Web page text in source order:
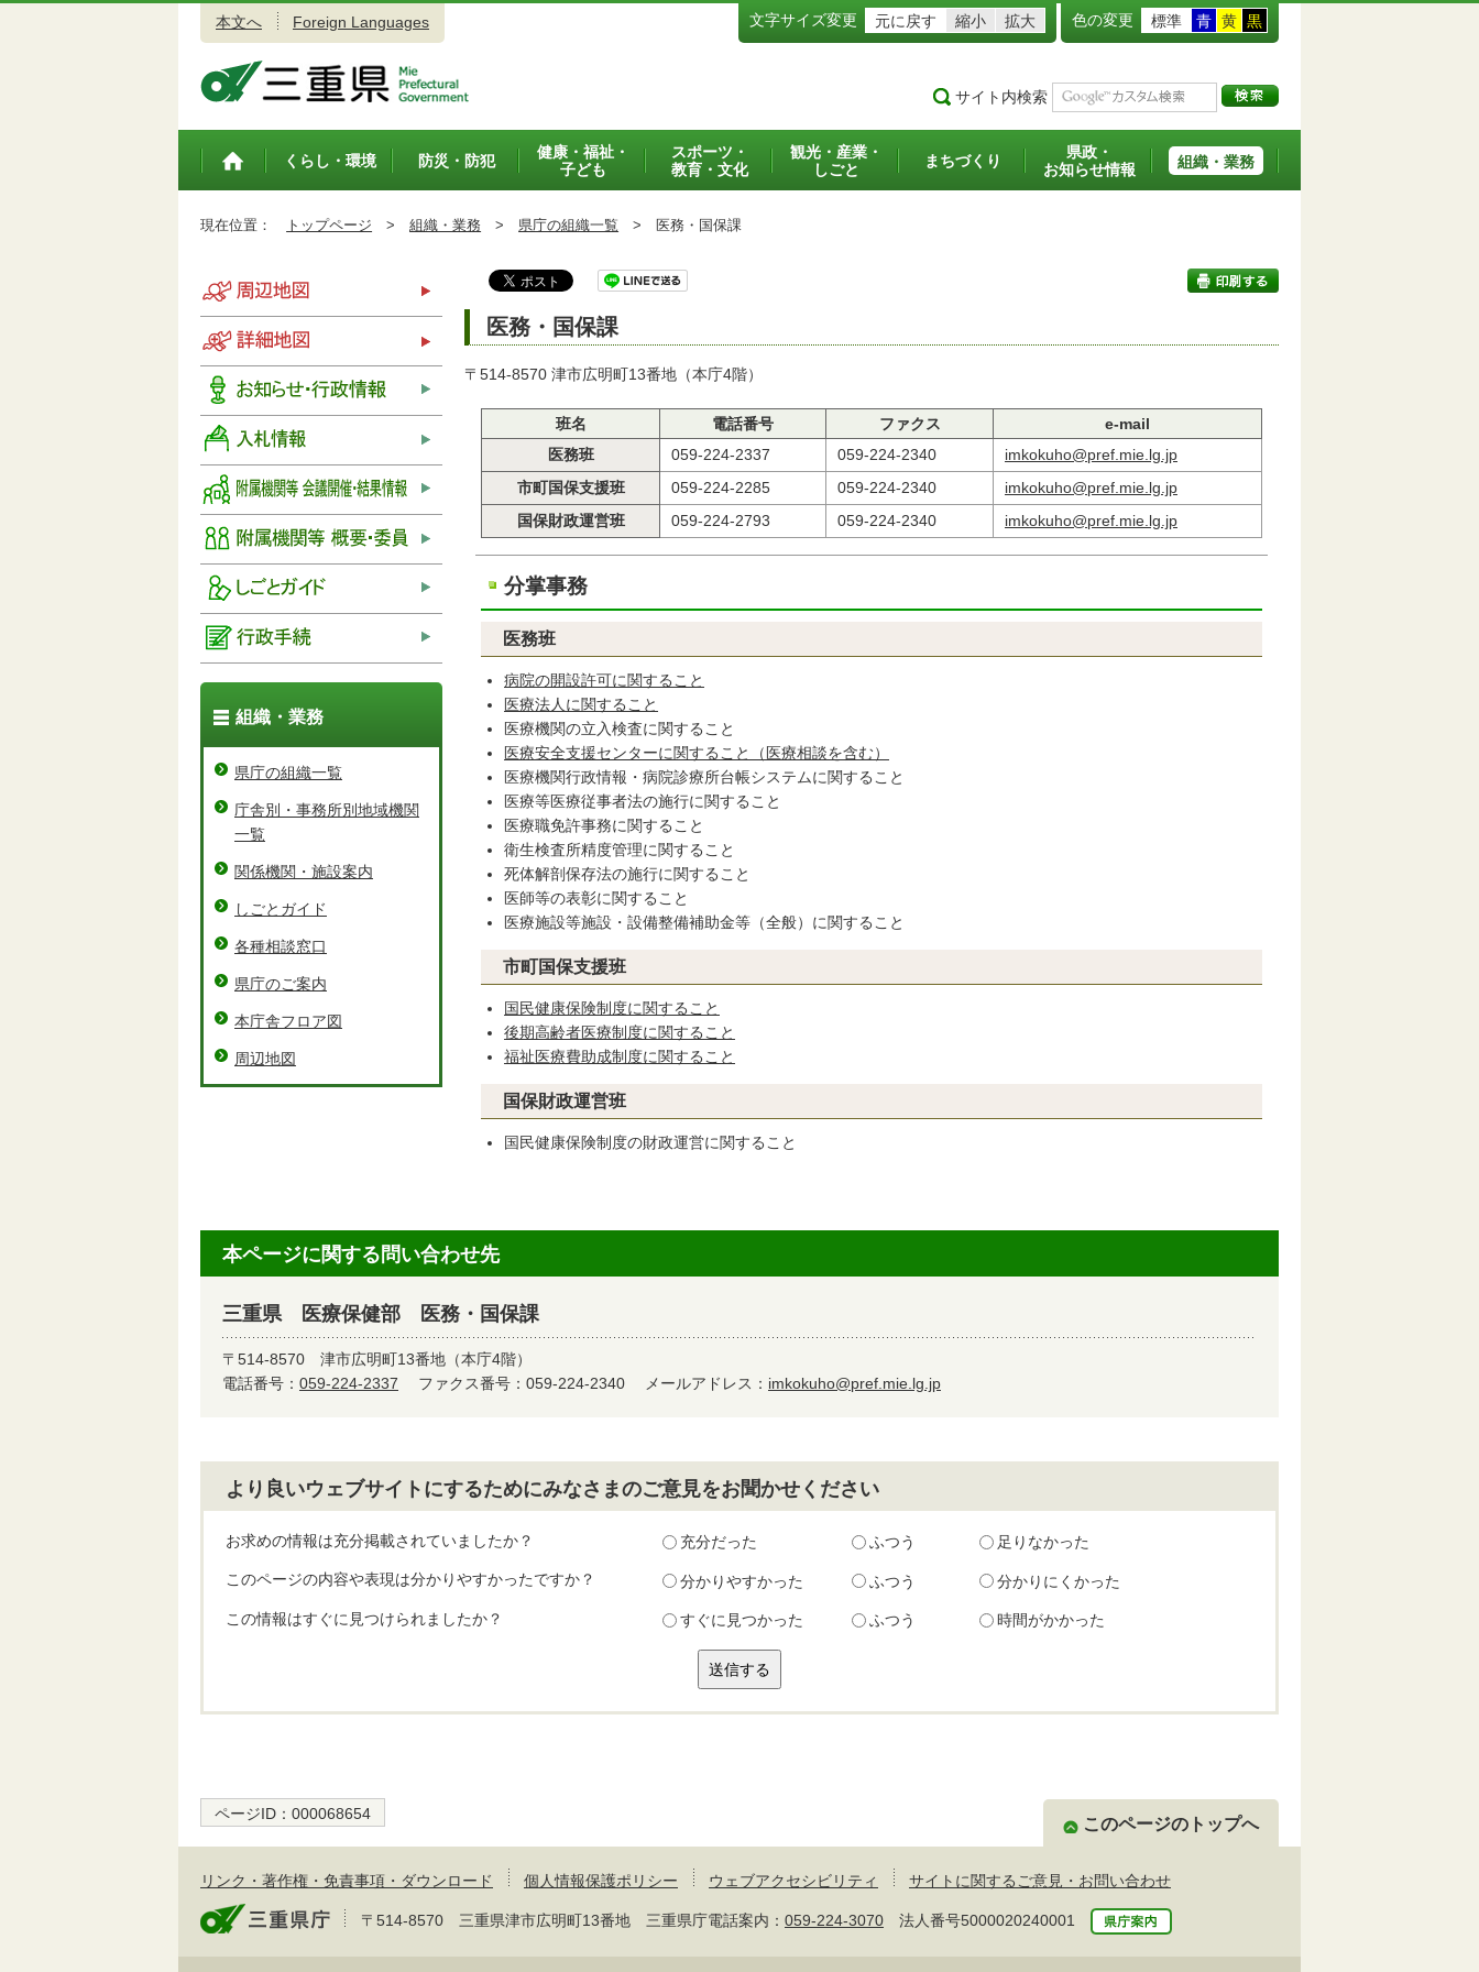
本文へ Foreign Languages 文字サイズ変更 元に戻す 縮小 拡大 色の変更 標準 青 黄 黒
サイト内検索
トップペ
くらし・環境 防災・防犯
健康・福祉・
子ども
スポーツ・
教育・文化
観光・産業・
しごと
まちづくり
県政・
お知らせ情報
組織・業務
現在位置： トップページ > 組織・業務 > 県庁の組織一覧 > 医務・国保課
医務・国保課
〒514-8570 津市広明町13番地（本庁4階）
班名 電話番号 ファクス
e-mail
医務班
059-224-2337 059-224-2340
imkokuho@pref.mie.lg.jp
市町国保支援班
059-224-2285 059-224-2340
imkokuho@pref.mie.lg.jp
国保財政運営班
059-224-2793 059-224-2340 imkokuho@pref.mie.lg.jp
分掌事務
医務班
病院の開設許可に関すること
医療法人に関すること
医療機関の立入検査に関すること
医療安全支援センターに関すること（医療相談を含む）
医療機関行政情報・病院診療所台帳システムに関すること
医療等医療従事者法の施行に関すること
医療職免許事務に関すること
衛生検査所精度管理に関すること
死体解剖保存法の施行に関すること
医師等の表彰に関すること
医療施設等施設・設備整備補助金等（全般）に関すること
市町国保支援班
国民健康保険制度に関すること
後期高齢者医療制度に関すること
福祉医療費助成制度に関すること
国保財政運営班
国民健康保険制度の財政運営に関すること
組織・業務
県庁の組織一覧
庁舎別・事務所別地域機関
一覧
関係機関・施設案内
しごとガイド
各種相談窓口
県庁のご案内
本庁舎フロア図
周辺地図
本ページに関する問い合わせ先
三重県 医療保健部 医務・国保課
〒514-8570 津市広明町13番地（本庁4階）
電話番号： 059-224-2337 ファクス番号：059-224-2340 メールアドレス： imkokuho@pref.mie.lg.jp
より良いウェブサイトにするためにみなさまのご意見をお聞かせください
お求めの情報は充分掲載されていましたか？ 充分だった ふつう 足りなかった
このページの内容や表現は分かりやすかったですか？ 分かりやすかった ふつう 分かりにくかった
この情報はすぐに見つけられましたか？ すぐに見つかった ふつう 時間がかかった
ページID： 000068654
このページのトップへ
リンク・著作権・免責事項・ダウンロード 個人情報保護ポリシー ウェブアクセシビリティ サイトに関するご意見・お問い合わせ
〒514-8570 三重県津市広明町13番地 三重県庁電話案内： 059-224-3070 法人番号5000020240001